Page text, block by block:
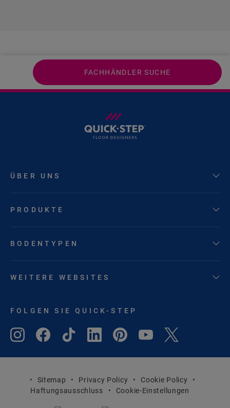
FACHHÄNDLER SUCHE
ÜBER UNS
PRODUKTE
BODENTYPEN
WEITERE WEBSITES
FOLGEN SIE QUICK-STEP
Sitemap Privacy Policy
Cookie Policy
Haftungsausschluss
Cookie-Einstellungen